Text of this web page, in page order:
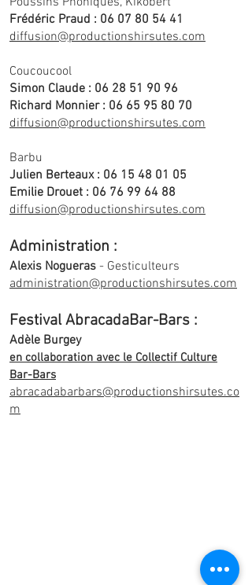
Frédéric Praud : 06 07 80 54 41
diffusion@productionshirsutes.com
Coucoucool
Simon Claude : 06 28 51 90 96
Richard Monnier : 06 65 95 80 70
diffusion@productionshirsutes.com
Barbu
Julien Berteaux : 06 15 48 01 05
Emilie Drouet : 06 76 99 64 88
diffusion@productionshirsutes.com
Administration :
Alexis Nogueras - Gesticulteurs
administration@productionshirsutes.com
Festival AbracadaBar-Bars :
Adèle Burgey
en collaboration avec le Collectif Culture
Bar-Bars
abracadabarbars@productionshirsutes.co
m